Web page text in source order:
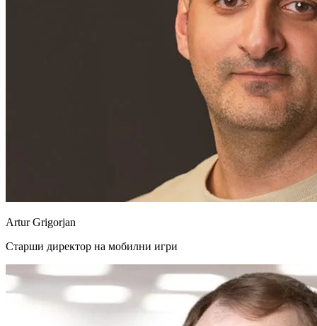
Artur Grigorjan
Старши директор на мобилни игри